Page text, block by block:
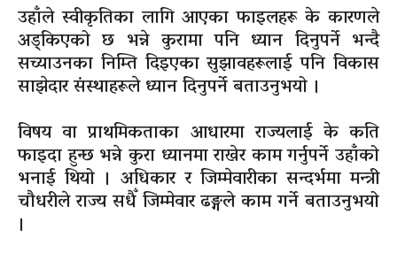
उहाँले स्वीकृतिका लागि आएका फाइलहरू के कारणले
अड्किएको छ भन्ने कुरामा पनि ध्यान दिनुपर्ने भन्दै
सच्याउनका निम्ति दिइएका सुझावहरूलाई पनि विकास
साझेदार संस्थाहरूले ध्यान दिनुपर्ने बताउनुभयो ।
विषय वा प्राथमिकताका आधारमा राज्यलाई के कति
फाइदा हुन्छ भन्ने कुरा ध्यानमा राखेर काम गर्नुपर्ने उहाँको
भनाई थियो । अधिकार र जिम्मेवारीका सन्दर्भमा मन्त्री
चौधरीले राज्य सधैँ जिम्मेवार ढङ्गले काम गर्ने बताउनुभयो
।